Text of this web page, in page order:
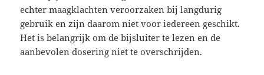
echter maagklachten veroorzaken bij langdurig
gebruik en zijn daarom niet voor iedereen geschikt.
Het is belangrijk om de bijsluiter te lezen en de
aanbevolen dosering niet te overschrijden.